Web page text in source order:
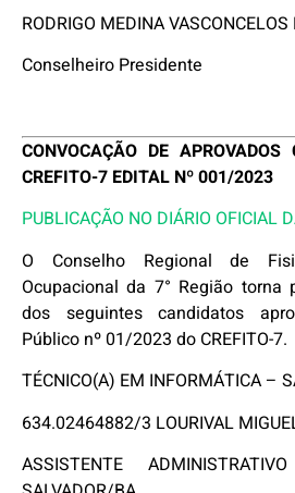
RODRIGO MEDINA VASCONCELOS
Conselheiro Presidente
CONVOCAÇÃO DE APROVADOS
CREFITO-7 EDITAL Nº 001/2023
PUBLICAÇÃO NO DIÁRIO OFICIAL
O Conselho Regional de
Ocupacional da 7° Região torna
dos seguintes candidatos
Público nº 01/2023 do CREFITO-7.
TÉCNICO(A) EM INFORMÁTICA –
634.02464882/3 LOURIVAL
ASSISTENTE